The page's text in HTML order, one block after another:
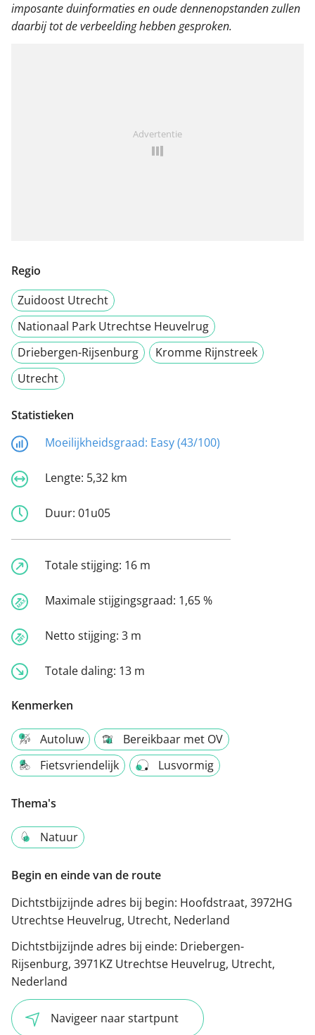
imposante duinformaties en oude dennenopstanden zullen
daarbij tot de verbeelding hebben gesproken.
Advertentie
Regio
Zuidoost Utrecht
Nationaal Park Utrechtse Heuvelrug
Driebergen-Rijsenburg
Kromme Rijnstreek
Utrecht
Statistieken
Moeilijkheidsgraad: Easy (43/100)
Lengte: 5,32 km
Duur: 01u05
Totale stijging: 16 m
Maximale stijgingsgraad: 1,65 %
Netto stijging: 3 m
Totale daling: 13 m
Kenmerken
Autoluw
Bereikbaar met OV
Fietsvriendelijk
Lusvormig
Thema's
Natuur
Begin en einde van de route
Dichtstbijzijnde adres bij begin: Hoofdstraat, 3972HG
Utrechtse Heuvelrug, Utrecht, Nederland
Dichtstbijzijnde adres bij einde: Driebergen-
Rijsenburg, 3971KZ Utrechtse Heuvelrug, Utrecht,
Nederland
Navigeer naar startpunt